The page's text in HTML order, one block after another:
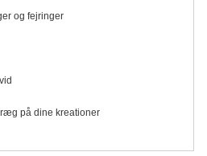
og fejringer
på dine kreationer